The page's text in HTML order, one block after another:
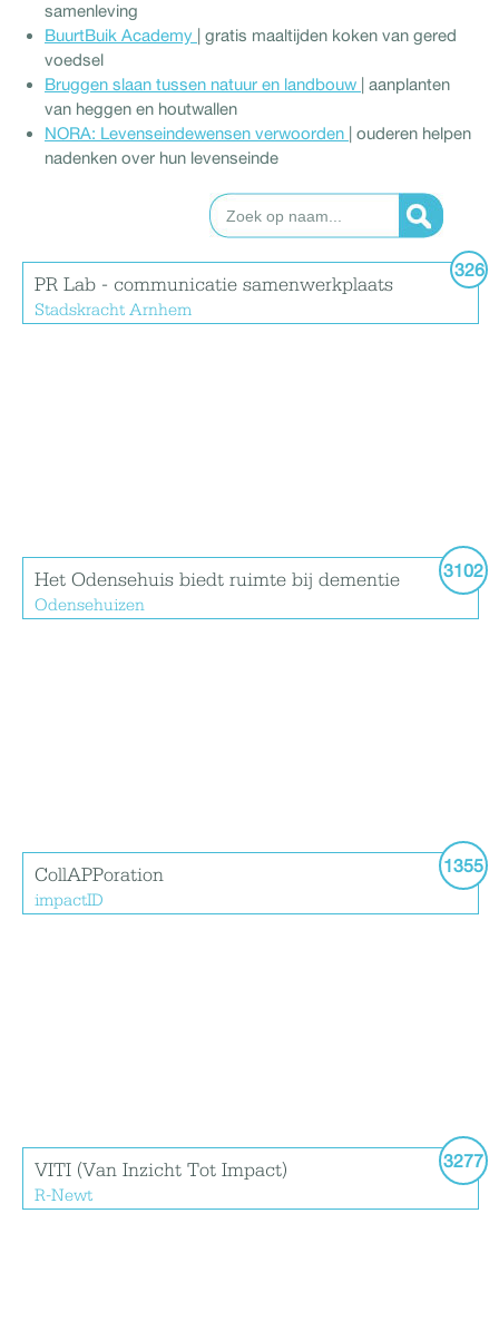
samenleving
BuurtBuik Academy | gratis maaltijden koken van gered
voedsel
Bruggen slaan tussen natuur en landbouw | aanplanten
van heggen en houtwallen
NORA: Levenseindewensen verwoorden | ouderen helpen
nadenken over hun levenseinde
326
PR Lab - communicatie samenwerkplaats
Stadskracht Arnhem
3102
Het Odensehuis biedt ruimte bij dementie
Odensehuizen
1355
CollAPPoration
impactID
3277
VITI (Van Inzicht Tot Impact)
R-Newt